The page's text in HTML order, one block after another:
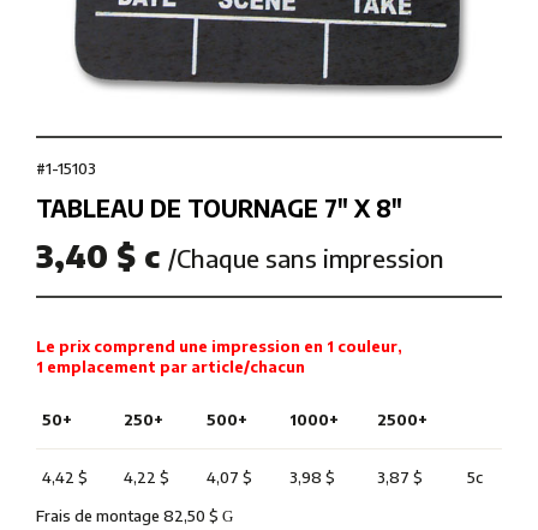
#1-15103
TABLEAU DE TOURNAGE 7″ X 8″
3,40 $ c /Chaque sans impression
Le prix comprend une impression en 1 couleur,
1 emplacement par article/chacun
50+ 250+ 500+ 1000+ 2500+
4,42 $ 4,22 $ 4,07 $ 3,98 $ 3,87 $
5c
Frais de montage 82,50 $ G